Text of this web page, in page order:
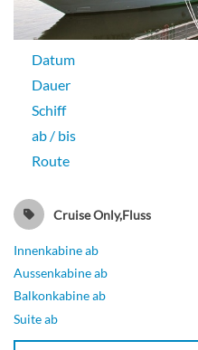
Datum
Dauer
Schiff
ab / bis
Route
Cruise Only,Fluss
Innenkabine ab
Aussenkabine ab
Balkonkabine ab
Suite ab